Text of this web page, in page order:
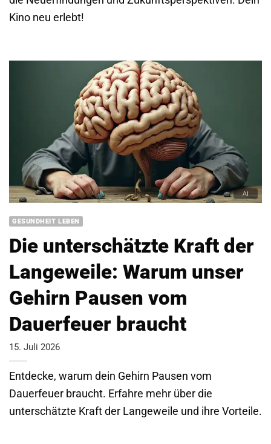
Kino neu erlebt!
GESUNDHEIT LEBEN
Die unterschätzte Kraft der
Langeweile: Warum unser
Gehirn Pausen vom
Dauerfeuer braucht
15. Juli 2026
Entdecke, warum dein Gehirn Pausen vom
Dauerfeuer braucht. Erfahre mehr über die
unterschätzte Kraft der Langeweile und ihre Vorteile.